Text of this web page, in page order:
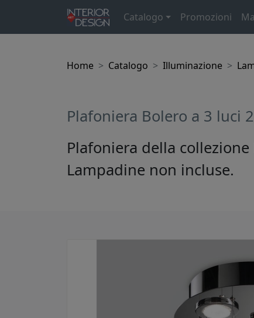
Catalogo Promozioni
Home Catalogo Illuminazione
Plafoniera Bolero a 3 luci
Plafoniera della
Lampadine non incluse.